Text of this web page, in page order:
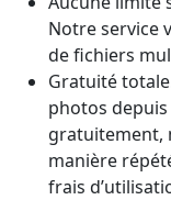
Notre service
de fichiers
Gratuité
photos
gratuitement,
manière
frais